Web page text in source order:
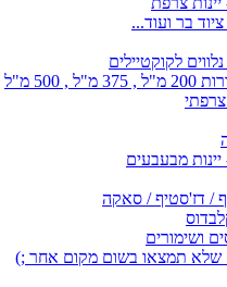
בר ועוד...
לקוקטיילים
, 500 מ"ל
צרפתי
יינות מבעבעים
/ דז'סטיף / סאקה
ושימורים
שלא תמצאו בשום מקום אחר ;)